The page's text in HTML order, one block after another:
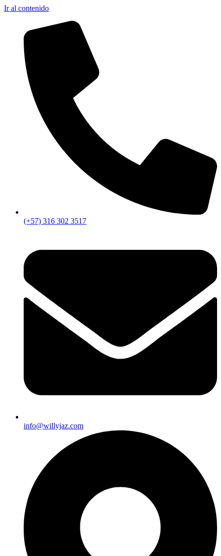
Ir al contenido
(+57) 316 302 3517
info@willyjaz.com